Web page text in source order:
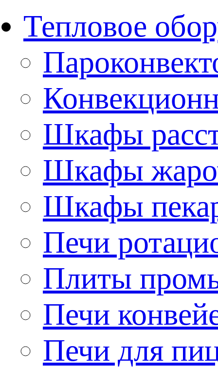
Тепловое
Шкафы
Шкафы
Шкафы
Печи
Плиты
Печи
Печи для